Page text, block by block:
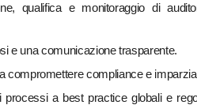
qualifica e monitoraggio di
e una comunicazione trasparente.
compromettere compliance e
processi a best practice globali e